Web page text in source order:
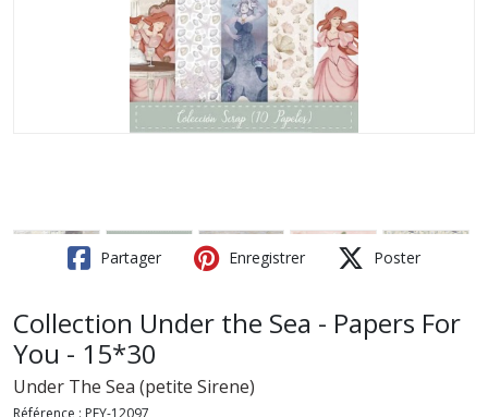
Partager Enregistrer Poster
Collection Under the Sea - Papers For
You - 15*30
Under The Sea (petite Sirene)
Référence : PFY-12097